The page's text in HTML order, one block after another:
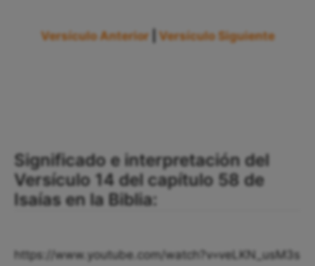
Versículo Anterior Versículo Siguiente
Significado e interpretación del
Versículo 14 del capítulo 58 de
Isaías en la Biblia:
https://www.youtube.com/watch?v=veLKN_usM3s